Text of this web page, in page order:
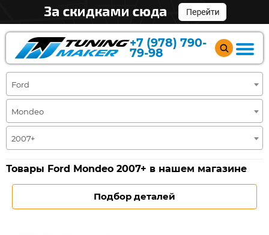
+7 (978) 790-
79-98
Ford
Mondeo
2007+
Товары Ford Mondeo 2007+ в нашем магазине
Подбор деталей